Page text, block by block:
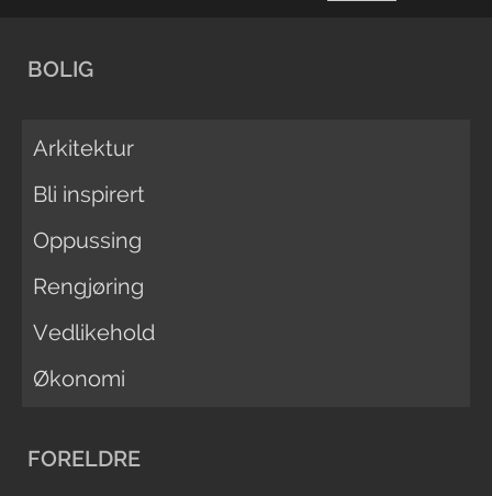
BOLIG
Arkitektur
Bli inspirert
Oppussing
Rengjøring
Vedlikehold
Økonomi
FORELDRE